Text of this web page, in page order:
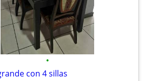
•
con 4 sillas